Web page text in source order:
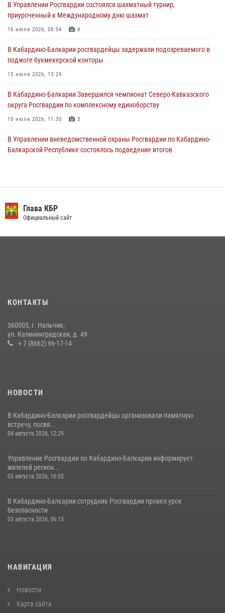
Состоялась рабочая встреча директора Росгвардии Героя России
генерала армии Виктора Золотова с заместителем полномочного
представителя Президента Российской Федерации в Северо-
31 июля 2026, 06:45 1
Управление Росгвардии по Кабардино-Балкарской Республике
30 июля 2026, 06:03
В Управлении Росгвардии состоялся шахматный турнир,
приуроченный к Международному дню шахмат
16 июля 2026, 08:04 4
В Кабардино-Балкарии росгвардейцы задержали подозреваемого в
поджоге букмекерской конторы
13 июля 2026, 13:29
В Кабардино-Балкарии Завершился чемпионат Северо-Кавказского
округа Росгвардии по комплексному единоборству
10 июля 2026, 11:30 3
В Управлении вневедомственной охраны Росгвардии по Кабардино-
Балкарской Республике состоялось подведение итогов
округе Росгвардии
09 июля 2026, 08:36
НАЧАЛЬНИК УПРАВЛЕНИЯ РОСГВАРДИИ ПО КАБАРДИНО-
БАЛКАРСКОЙ РЕСПУБЛИКЕ ПРОВЕДЕТ ПРИЕМ ГРАЖДАН
Глава КБР
Официальный сайт
КОНТАКТЫ
360005, г. Нальчик,
ул. Калининградская, д. 49
+ 7 (8662) 96-17-14
НОВОСТИ
В Кабардино-Балкарии росгвардейцы организовали памятную
встречу, посвя...
04 августа 2026, 12:29
Управление Росгвардии по Кабардино-Балкарии информирует
жителей регион...
03 августа 2026, 10:05
В Кабардино‑Балкарии сотрудник Росгвардии провел урок
безопасности
03 августа 2026, 06:15
НАВИГАЦИЯ
Новости
Карта сайта